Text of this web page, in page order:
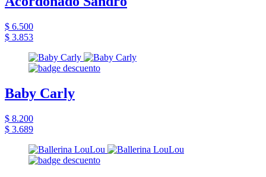
$ 6.500
$ 3.853
Baby Carly
$ 8.200
$ 3.689